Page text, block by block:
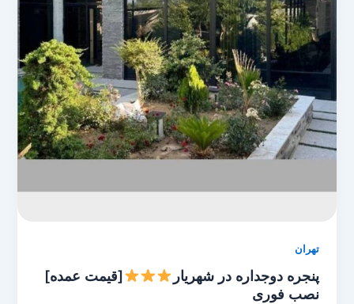
تهران
پنجره دوجداره در شهریار
[قیمت عمده]
نصب فوری